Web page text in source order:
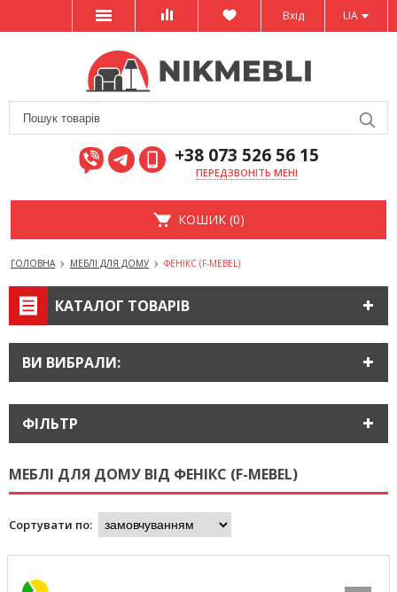
UA
Вхід
+38 073 526 56 15
ПЕРЕДЗВОНІТЬ МЕНІ
КОШИК (0)
ГОЛОВНА МЕБЛІ ДЛЯ ДОМУ ФЕНІКС (F-MEBEL)
КАТАЛОГ ТОВАРІВ
ВИ ВИБРАЛИ:
ФІЛЬТР
МЕБЛІ ДЛЯ ДОМУ ВІД ФЕНІКС (F-MEBEL)
Сортувати по: